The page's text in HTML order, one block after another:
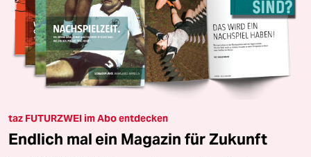
taz FUTURZWEI im Abo entdecken
Endlich mal ein Magazin für Zukunft